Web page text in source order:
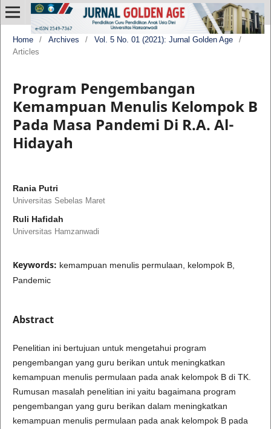
Home / Archives / Vol. 5 No. 01 (2021): Jurnal Golden Age
/
Articles
Program Pengembangan
Kemampuan Menulis Kelompok B
Pada Masa Pandemi Di R.A. Al-
Hidayah
Rania Putri
Universitas Sebelas Maret
Ruli Hafidah
Universitas Hamzanwadi
Keywords: kemampuan menulis permulaan, kelompok B,
Pandemic
Abstract
Penelitian ini bertujuan untuk mengetahui program
pengembangan yang guru berikan untuk meningkatkan
kemampuan menulis permulaan pada anak kelompok B di TK.
Rumusan masalah penelitian ini yaitu bagaimana program
pengembangan yang guru berikan dalam meningkatkan
kemampuan menulis permulaan pada anak kelompok B pada